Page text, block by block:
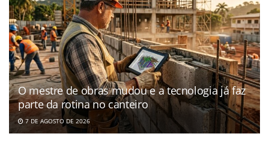
O mestre de obras mudou e a tecnologia já faz
parte da rotina no canteiro
7 DE AGOSTO DE 2026